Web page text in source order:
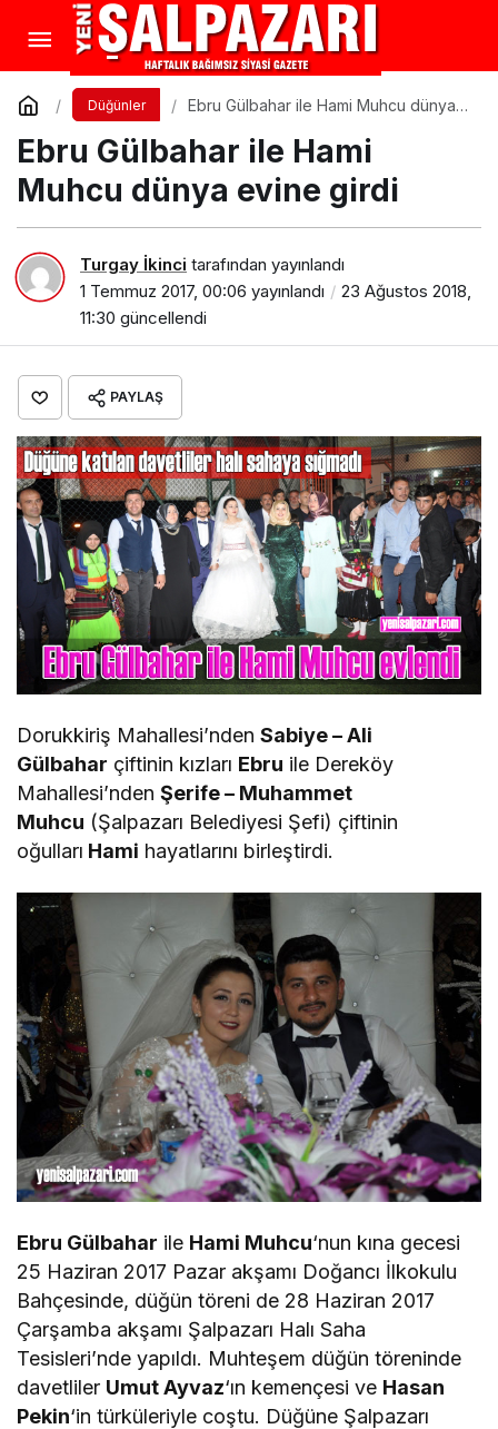
Düğünler
Ebru Gülbahar ile Hami Muhcu dünya
Ebru Gülbahar ile Hami
Muhcu dünya evine girdi
Turgay İkinci tarafından yayınlandı
1 Temmuz 2017, 00:06 yayınlandı
23 Ağustos 2018,
11:30 güncellendi
PAYLAŞ
Dorukkiriş Mahallesi’ndenSabiye – Ali
Gülbahar çiftinin kızları Ebru ile Dereköy
Mahallesi’ndenŞerife – Muhammet
Muhcu (Şalpazarı Belediyesi Şefi) çiftinin
oğulları Hami hayatlarını birleştirdi.
Ebru Gülbahar ile Hami Muhcu‘nun kına gecesi
25 Haziran 2017 Pazar akşamı Doğancı İlkokulu
Bahçesinde, düğün töreni de 28 Haziran 2017
Çarşamba akşamı Şalpazarı Halı Saha
Tesisleri’nde yapıldı. Muhteşem düğün töreninde
davetliler Umut Ayvaz‘ın kemençesi ve Hasan
Pekin‘in türküleriyle coştu. Düğüne Şalpazarı